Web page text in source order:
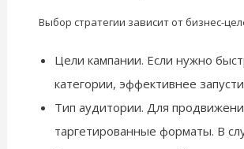
Выбор стратегии зависит от бизнес-
Цели кампании. Если нужно
категории, эффективнее
Тип аудитории. Для
таргетированные форматы. В